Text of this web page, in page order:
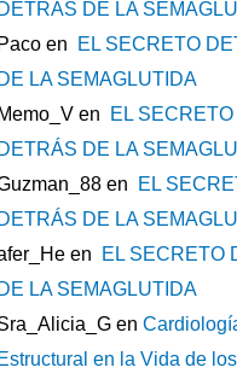
DETRÁS DE LA
Pacoen
EL SECRETO
DE LA SEMAGLUTIDA
Memo_Ven
EL SECRETO
DETRÁS DE LA
en
EL
DETRÁS DE LA
en
EL SECRETO
DE LA SEMAGLUTIDA
en
Estructural en la Vida de